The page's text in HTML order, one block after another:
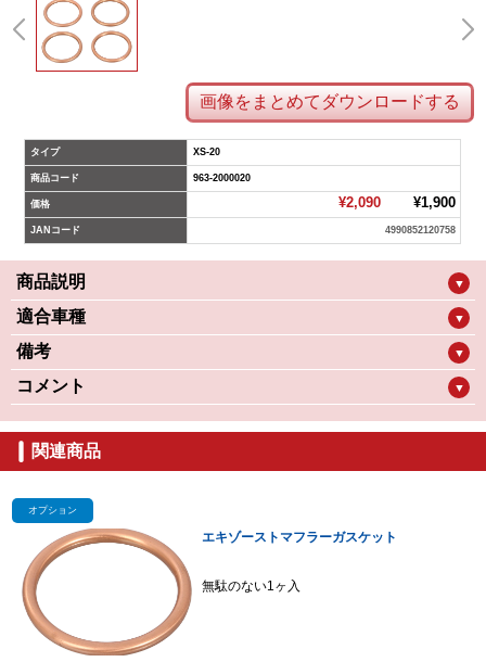
画像をまとめてダウンロードする
タイプ XS-20
商品コード 963-2000020
価格 ¥2,090¥1,900
JANコード 4990852120758
商品説明 ▼
適合車種 ▼
備考 ▼
コメント ▼
関連商品
オプション
エキゾーストマフラーガスケット
無駄のない1ヶ入